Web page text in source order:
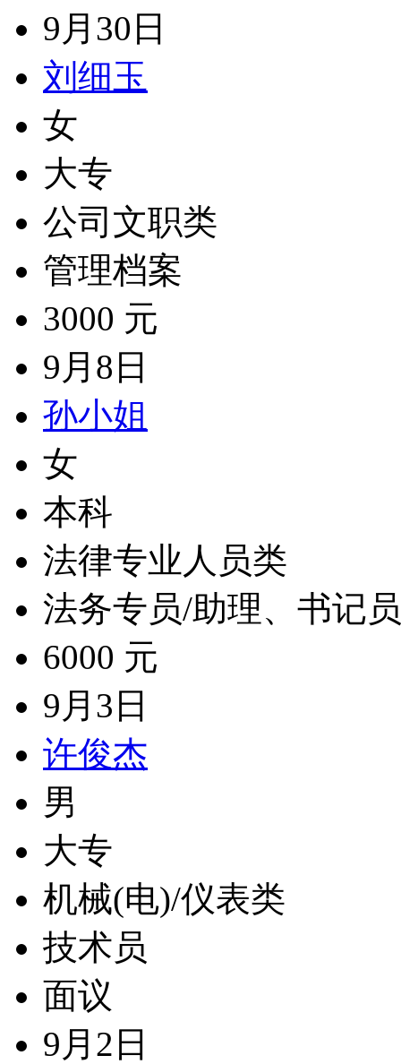
9月30日
刘细玉
女
大专
公司文职类
管理档案
3000 元
9月8日
孙小姐
女
本科
法律专业人员类
法务专员/助理、书记员
6000 元
9月3日
许俊杰
男
大专
机械(电)/仪表类
技术员
面议
9月2日